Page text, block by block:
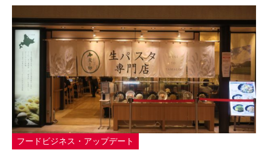
フードビジネス・アップデート